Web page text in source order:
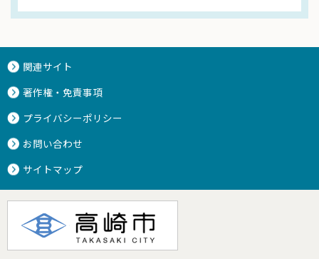
関連サイト
著作権・免責事項
プライバシーポリシー
お問い合わせ
サイトマップ